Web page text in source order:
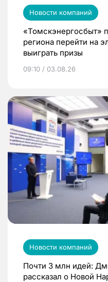
Новости компаний
«Томскэнергосбыт»
региона перейти на
выиграть призы
09:10 / 03.08.26
Новости компаний
Почти 3 млн идей:
рассказал о Новой